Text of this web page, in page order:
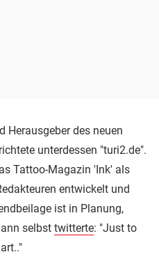
Herausgeber des neuen
unterdessen "turi2.de".
Tattoo-Magazin 'Ink' als
entwickelt und
ist in Planung,
selbst twitterte: "Just to